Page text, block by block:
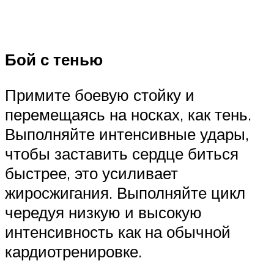
Бой с тенью
Примите боевую стойку и
перемещаясь на носках, как тень.
Выполняйте интенсивные удары,
чтобы заставить сердце биться
быстрее, это усиливает
жиросжигания. Выполняйте цикл
чередуя низкую и высокую
интенсивность как на обычной
кардиотренировке.